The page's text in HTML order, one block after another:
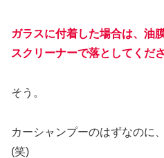
ガラスに付着した場合は、油
スクリーナーで落としてくださ
そう。
カーシャンプーのはずなのに
(笑)